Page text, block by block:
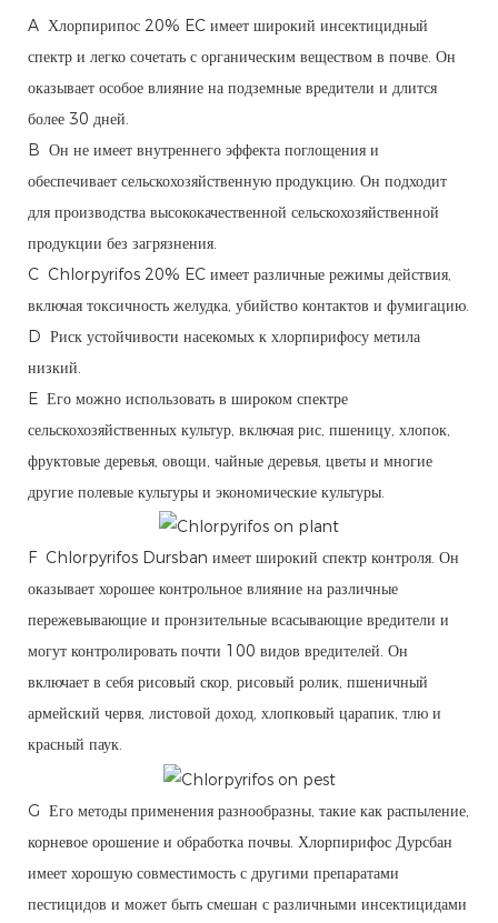
A Хлорпирипос 20% EC имеет широкий инсектицидный
спектр и легко сочетать с органическим веществом в почве. Он
оказывает особое влияние на подземные вредители и длится
более 30 дней.
B Он не имеет внутреннего эффекта поглощения и
обеспечивает сельскохозяйственную продукцию. Он подходит
для производства высококачественной сельскохозяйственной
продукции без загрязнения.
C Chlorpyrifos 20% EC имеет различные режимы действия,
включая токсичность желудка, убийство контактов и фумигацию.
D Риск устойчивости насекомых к хлорпирифосу метила
низкий.
E Его можно использовать в широком спектре
сельскохозяйственных культур, включая рис, пшеницу, хлопок,
фруктовые деревья, овощи, чайные деревья, цветы и многие
другие полевые культуры и экономические культуры.
F Chlorpyrifos Dursban имеет широкий спектр контроля. Он
оказывает хорошее контрольное влияние на различные
пережевывающие и пронзительные всасывающие вредители и
могут контролировать почти 100 видов вредителей. Он
включает в себя рисовый скор, рисовый ролик, пшеничный
армейский червя, листовой доход, хлопковый царапик, тлю и
красный паук.
G Его методы применения разнообразны, такие как распыление,
корневое орошение и обработка почвы. Хлорпирифос Дурсбан
имеет хорошую совместимость с другими препаратами
пестицидов и может быть смешан с различными инсектицидами